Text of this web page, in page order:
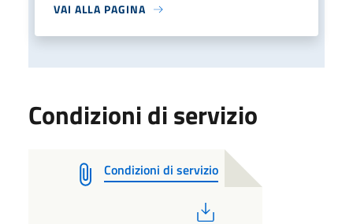
VAI ALLA PAGINA
Condizioni di servizio
Condizioni di servizio